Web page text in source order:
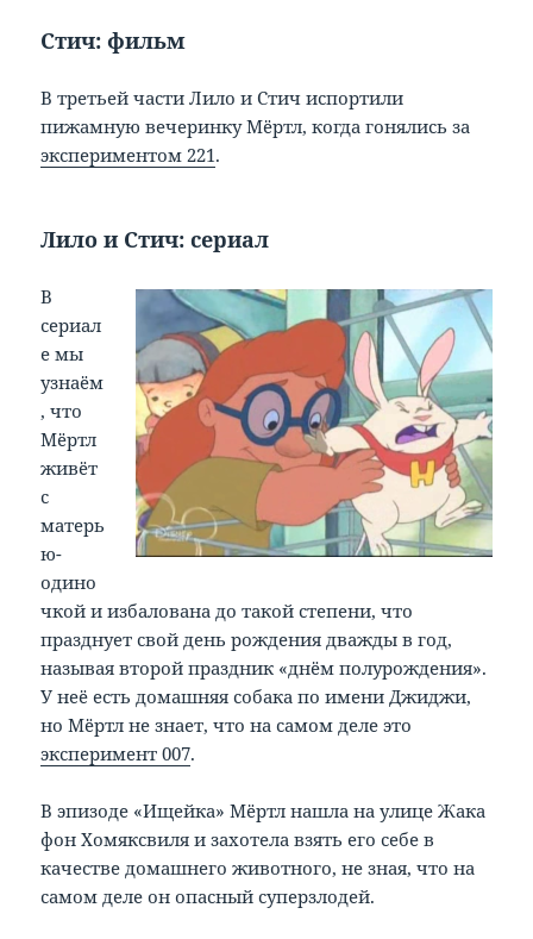
Стич: фильм
В третьей части Лило и Стич испортили
пижамную вечеринку Мёртл, когда гонялись за
экспериментом 221.
Лило и Стич: сериал
В
сериал
е мы
узнаём
, что
Мёртл
живёт
с
матерь
ю-
одино
чкой и избалована до такой степени, что
празднует свой день рождения дважды в год,
называя второй праздник «днём полурождения».
У неё есть домашняя собака по имени Джиджи,
но Мёртл не знает, что на самом деле это
эксперимент 007.
В эпизоде «Ищейка» Мёртл нашла на улице Жака
фон Хомяксвиля и захотела взять его себе в
качестве домашнего животного, не зная, что на
самом деле он опасный суперзлодей.